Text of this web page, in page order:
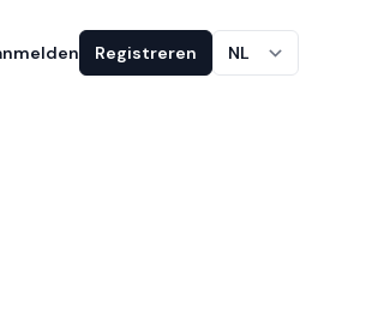
Registreren NL